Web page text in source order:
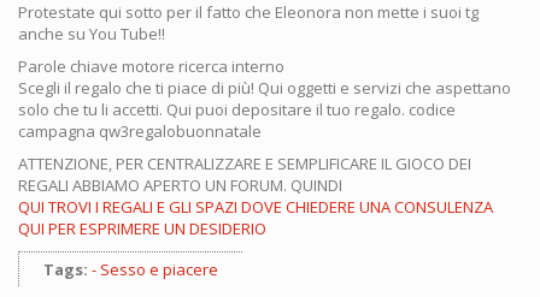
Protestate qui sotto per il fatto che Eleonora non mette i suoi tg
anche su You Tube!!
Parole chiave motore ricerca interno
Scegli il regalo che ti piace di più! Qui oggetti e servizi che aspettano
solo che tu li accetti. Qui puoi depositare il tuo regalo. codice
campagna qw3regalobuonnatale
ATTENZIONE, PER CENTRALIZZARE E SEMPLIFICARE IL GIOCO DEI
REGALI ABBIAMO APERTO UN FORUM. QUINDI
QUI TROVI I REGALI E GLI SPAZI DOVE CHIEDERE UNA CONSULENZA
QUI PER ESPRIMERE UN DESIDERIO
Tags:
Sesso e piacere